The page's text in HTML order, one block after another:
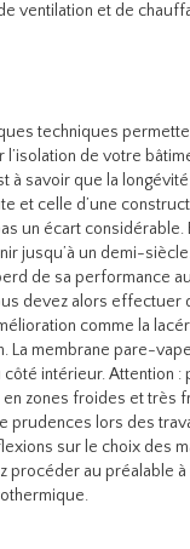
ventilation et de
techniques
l’isolation de votre
à savoir que la
et celle d’une
un écart considérable.
jusqu’à un demi-
de sa performance
devez alors effectuer
comme la
La membrane pare-
côté intérieur. Attention :
en zones froides et très
prudences lors des
sur le choix des
procéder au préalable à